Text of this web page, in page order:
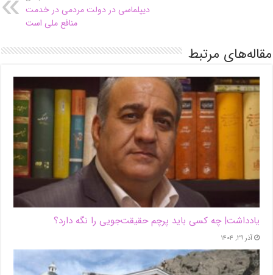
دیپلماسی در دولت مردمی در خدمت
منافع ملی است
مقاله‌های مرتبط
یادداشت| ‌چه کسی باید پرچم حقیقت‌جویی را نگه دارد؟
آذر ۲۹, ۱۴۰۴